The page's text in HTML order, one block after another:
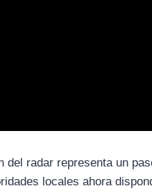
del radar representa un
locales ahora